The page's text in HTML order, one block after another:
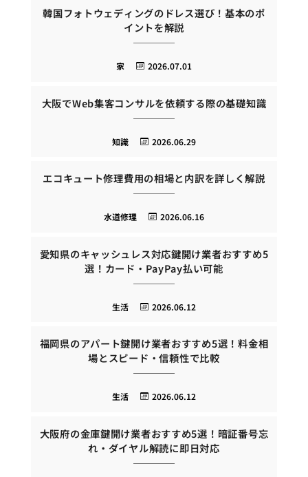
韓国フォトウェディングのドレス選び！基本のポ
イントを解説
2026.07.01
家
大阪でWeb集客コンサルを依頼する際の基礎知識
2026.06.29
知識
エコキュート修理費用の相場と内訳を詳しく解説
2026.06.16
水道修理
愛知県のキャッシュレス対応鍵開け業者おすすめ5
選！カード・PayPay払い可能
2026.06.12
生活
福岡県のアパート鍵開け業者おすすめ5選！料金相
場とスピード・信頼性で比較
2026.06.12
生活
大阪府の金庫鍵開け業者おすすめ5選！暗証番号忘
れ・ダイヤル解読に即日対応